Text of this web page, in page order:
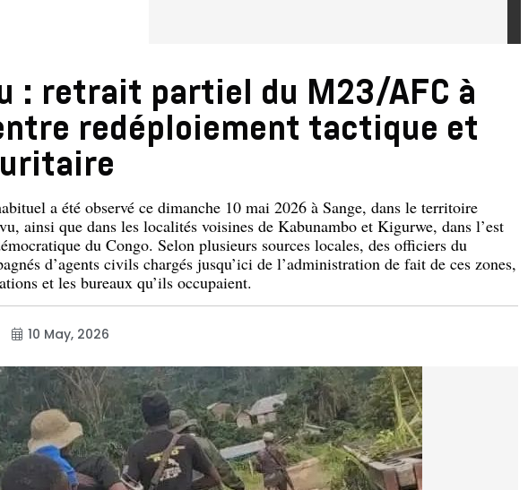
: retrait partiel du M23/AFC à
redéploiement tactique et
a été observé ce dimanche 10 mai 2026 à Sange, dans le territoire
ainsi que dans les localités voisines de Kabunambo et Kigurwe, dans l’est
du Congo. Selon plusieurs sources locales, des officiers du
d’agents civils chargés jusqu’ici de l’administration de fait de ces zones,
et les bureaux qu’ils occupaient.
10 May, 2026